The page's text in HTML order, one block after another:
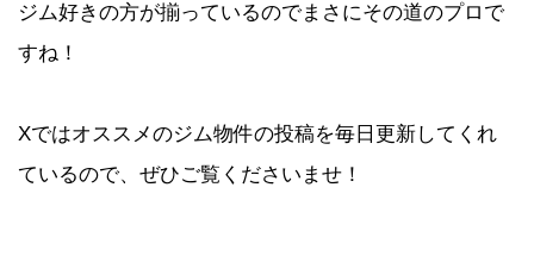
ジム好きの方が揃っているのでまさにその道のプロで
すね！
Xではオススメのジム物件の投稿を毎日更新してくれ
ているので、ぜひご覧くださいませ！